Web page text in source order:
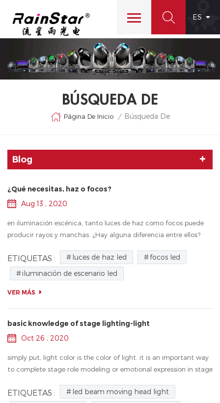
ES
BÚSQUEDA DE
Página De Inicio / Búsqueda De
Blog
¿Qué necesitas, haz o focos?
Aug 13 , 2020
en iluminación escénica, tanto luces de haz como focos puede
producir rayos y manchas. ¿Hay alguna diferencia entre ellos?
analicemos las...
ETIQUETAS : luces de haz led
focos led
iluminación de escenario led
VER MÁS
basic knowledge of stage lighting-light
Oct 26 , 2020
simply put, light color is the color of light. it is an important way
to complete stage role modeling or emotional expression in stage
moo...
ETIQUETAS :
led beam moving head light